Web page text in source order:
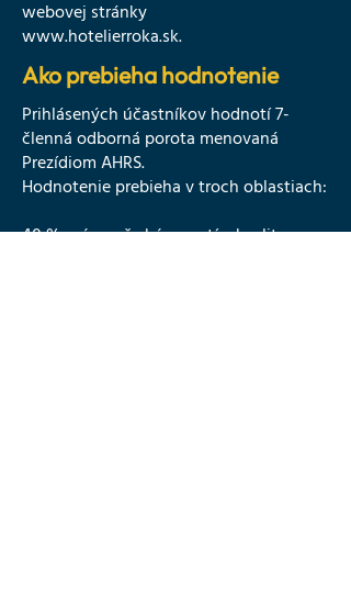
webovej stránky
www.hotelierroka.sk.
Ako prebieha hodnotenie
Prihlásených účastníkov hodnotí 7-
členná odborná porota menovaná
Prezídiom AHRS.
Hodnotenie prebieha v troch oblastiach:
40 % – úroveň skúseností a kvality